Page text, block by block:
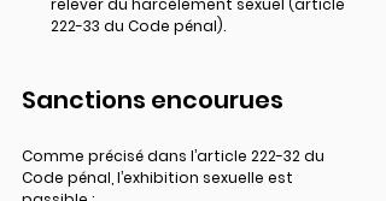
relever du harcèlement sexuel (article
222-33 du Code pénal).
Sanctions encourues
Comme précisé dans l’article 222-32 du
Code pénal, l’exhibition sexuelle est